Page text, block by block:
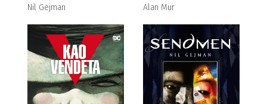
Nil Gejman Alan Mur